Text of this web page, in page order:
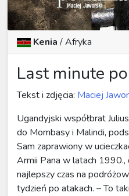
Kenia/Afryka
Last minute
Tekst i zdjęcia: Maciej
Ugandyjski współbrat
do Mombasy i Malindi,
Sam zaprawiony w
Armii Pana w latach 1990.,
najlepszy czas na
tydzień po atakach. – To